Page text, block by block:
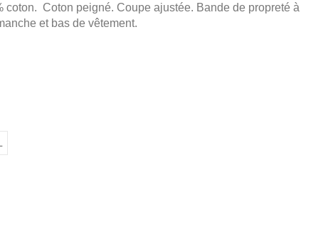
Coton peigné. Coupe ajustée. Bande de propreté à
et bas de vêtement.